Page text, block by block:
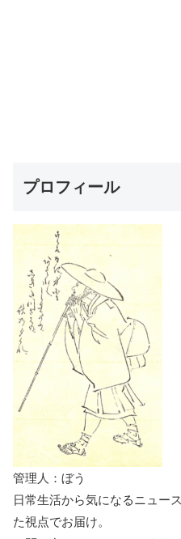
プロフィール
管理人：ぼう
日常生活から気になるニュー
た視点でお届け。